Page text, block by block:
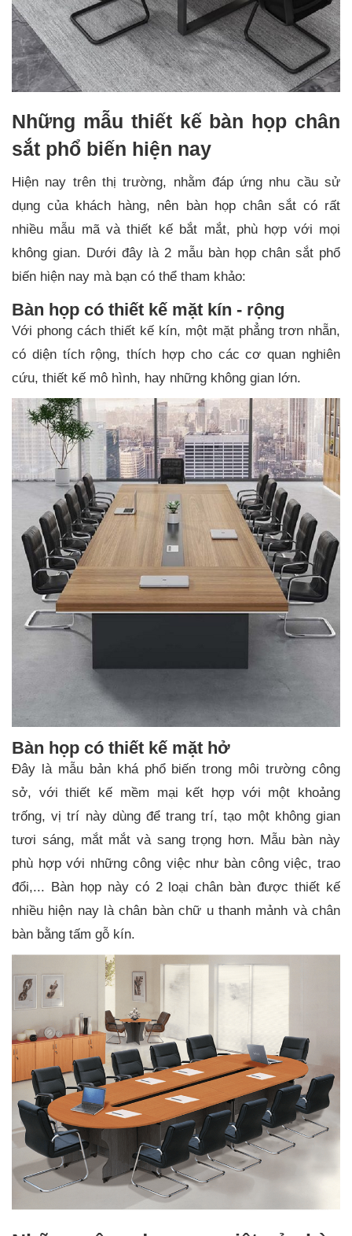
Những mẫu thiết kế bàn họp chân
sắt phổ biến hiện nay
Hiện nay trên thị trường, nhằm đáp ứng nhu cầu sử
dụng của khách hàng, nên bàn họp chân sắt có rất
nhiều mẫu mã và thiết kế bắt mắt, phù hợp với mọi
không gian. Dưới đây là 2 mẫu bàn họp chân sắt phổ
biến hiện nay mà bạn có thể tham khảo:
Bàn họp có thiết kế mặt kín - rộng
Với phong cách thiết kế kín, một mặt phẳng trơn nhẵn,
có diện tích rộng, thích hợp cho các cơ quan nghiên
cứu, thiết kế mô hình, hay những không gian lớn.
Bàn họp có thiết kế mặt hở
Đây là mẫu bản khá phổ biến trong môi trường công
sở, với thiết kế mềm mại kết hợp với một khoảng
trống, vị trí này dùng để trang trí, tạo một không gian
tươi sáng, mắt mắt và sang trọng hơn. Mẫu bàn này
phù hợp với những công việc như bàn công việc, trao
đổi,... Bàn họp này có 2 loại chân bàn được thiết kế
nhiều hiện nay là chân bàn chữ u thanh mảnh và chân
bàn bằng tấm gỗ kín.